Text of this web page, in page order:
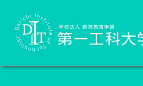
Daiichi Institute of Technology